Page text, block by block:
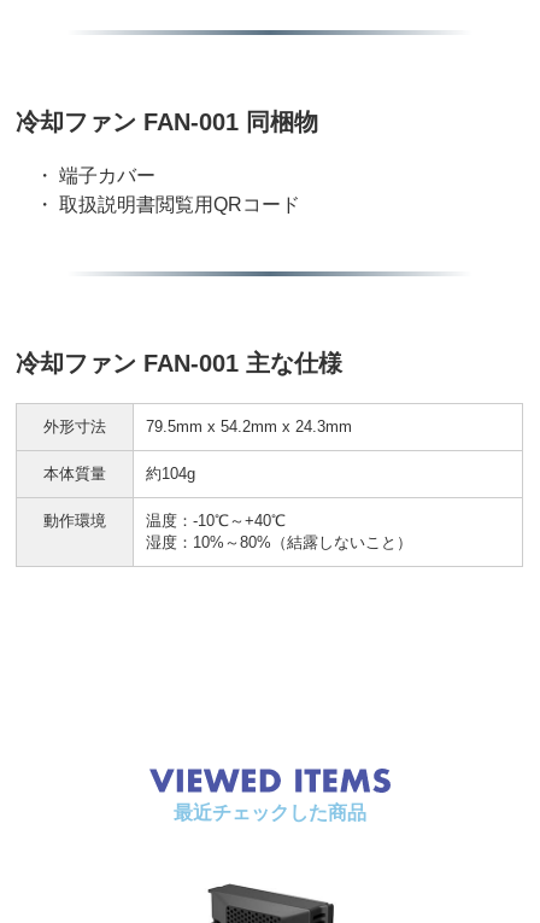
冷却ファン FAN-001 同梱物
・ 端子カバー
・ 取扱説明書閲覧用QRコード
冷却ファン FAN-001 主な仕様
外形寸法 79.5mm x 54.2mm x 24.3mm
本体質量 約104g
動作環境
温度：-10℃～+40℃
湿度：10%～80%（結露しないこと）
最近チェックした商品